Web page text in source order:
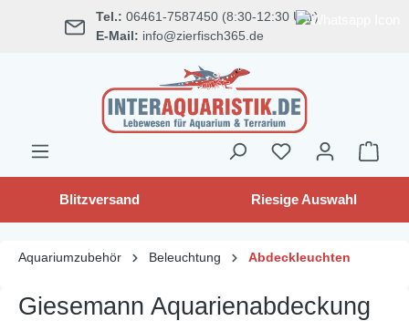
springen Tel.: 06461-7587450 (8:30-12:30 Uhr)
E-Mail: info@zierfisch365.de
Blitzversand Riesige Auswahl
Aquariumzubehör Beleuchtung Abdeckleuchten
Giesemann Aquarienabdeckung